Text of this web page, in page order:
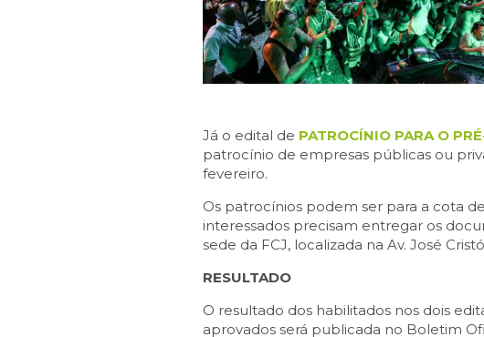
Já o edital de PATROCÍNIO PARA O
patrocínio de empresas públicas ou
fevereiro.
Os patrocínios podem ser para a cota
interessados precisam entregar os
sede da FCJ, localizada na Av. José
RESULTADO
O resultado dos habilitados nos dois
aprovados será publicada no Boletim